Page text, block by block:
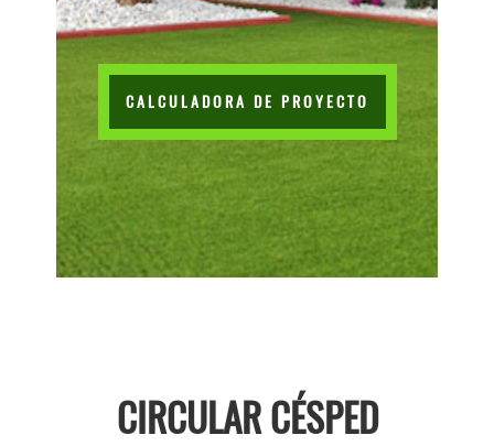
CALCULADORA DE PROYECTO
CIRCULAR CÉSPED